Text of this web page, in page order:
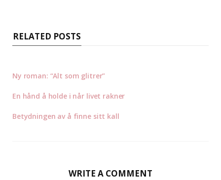
RELATED POSTS
Ny roman: “Alt som glitrer”
En hånd å holde i når livet rakner
Betydningen av å finne sitt kall
WRITE A COMMENT